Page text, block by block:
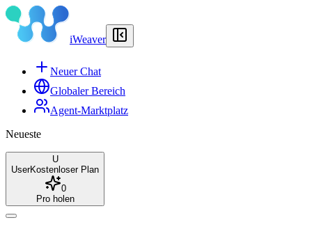
iWeaver
Neuer Chat
Globaler Bereich
Agent-Marktplatz
Neueste
U
UserKostenloser Plan
0
Pro holen